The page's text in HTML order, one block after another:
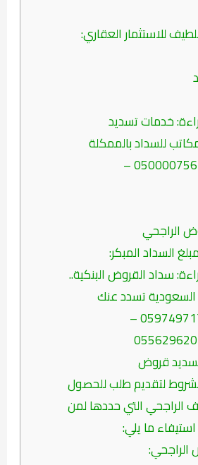
للاستثمار العقاري:
خدمات تسديد
أفضل 5 مكاتب للسداد بالممكلة
0597497170 – 0500007561 –
الراجحي
السداد المبكر:
سداد القروض البنكية..
في السعودية تسدد عنك
التزاماتك المالية 0597497170 –
قروض
لتقديم طلب للحصول
التي حددها لمن
ما يلي: